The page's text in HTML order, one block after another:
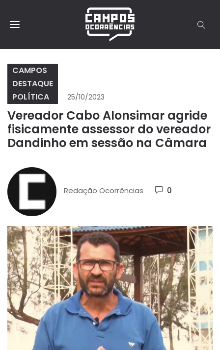
CAMPOS
DESTAQUE
POLÍTICA
25/10/2023
Vereador Cabo Alonsimar agride
fisicamente assessor do vereador
Dandinho em sessão na Câmara
Redação Ocorrências 0